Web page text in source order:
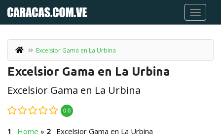
Excelsior Gama en La Urbina
Excelsior Gama en La Urbina
Excelsior Gama en La Urbina
0.0
Home » Excelsior Gama en La Urbina